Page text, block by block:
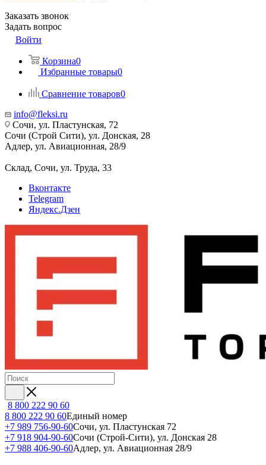
Заказать звонок
Задать вопрос
Войти
Корзина0
Избранные товары0
Сравнение товаров0
info@fleksi.ru
Сочи, ул. Пластунская, 72
Сочи (Строй Сити), ул. Донская, 28
Адлер, ул. Авиационная, 28/9
Склад, Сочи, ул. Труда, 33
Вконтакте
Telegram
Яндекс.Дзен
8 800 222 90 60
8 800 222 90 60Единый номер
+7 989 756-90-60Сочи, ул. Пластунская 72
+7 918 904-90-60Сочи (Строй-Сити), ул. Донская 28
+7 988 406-90-60Адлер, ул. Авиационная 28/9